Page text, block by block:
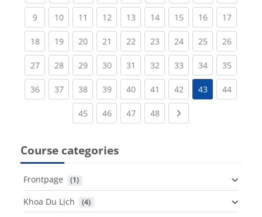
9(current)
10(current)
11 (current)
12(current)
13(current)
14(current)
15(current)
16(current)
17
18(current)
19(current)
20(current)
21 (current)
22(current)
23(current)
24(current)
25(current)
26
27(current)
28(current)
29(current)
30(current)
31 (current)
32(current)
33(current)
34(current)
35
36(current)
37(current)
38(current)
39(current)
40(current)
41 (current)
42(current)
43 44
45(current)
46(current)
47(current)
48(current)
Course categories
Frontpage (1)
Khoa Du Lịch (4)